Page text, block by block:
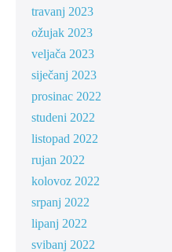
travanj 2023
ožujak 2023
veljača 2023
siječanj 2023
prosinac 2022
studeni 2022
listopad 2022
rujan 2022
kolovoz 2022
srpanj 2022
lipanj 2022
svibanj 2022